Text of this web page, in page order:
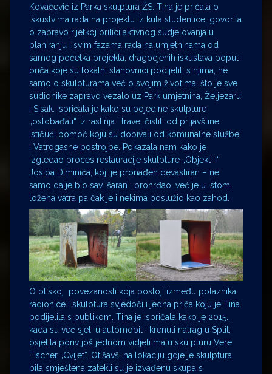
Kovačević iz Parka skulptura ŽS. Tina je pričala o
iskustvima rada na projektu iz kuta studentice, govorila
o zapravo rijetkoj prilici aktivnog sudjelovanja u
planiranju i svim fazama rada na umjetninama od
samog početka projekta, dragocjenih iskustava poput
priča koje su lokalni stanovnici podijelili s njima, ne
samo o skulpturama već o svojim životima, što je sve
sudionike zapravo vezalo uz Park umjetnina, Željezaru
i Sisak. Ispričala je kako su pojedine skulpture
„oslobađali“ iz raslinja i trave, čistili od prljavštine
ističući pomoć koju su dobivali od komunalne službe
i Vatrogasne postrojbe. Pokazala nam kako je
izgledao proces restauracije skulpture „Objekt II“
Josipa Diminića, koji je pronađen devastiran – ne
samo da je bio sav išaran i prohrđao, već je u istom
ložena vatra pa čak je i nekima poslužio kao zahod.
O bliskoj povezanosti koja postoji između polaznika
radionice i skulptura svjedoči i jedna priča koju je Tina
podijelila s publikom. Tina je ispričala kako je 2015.,
kada su već sjeli u automobil i krenuli natrag u Split,
osjetila poriv još jednom vidjeti malu skulpturu Vere
Fischer „Cvijet“. Otišavši na lokaciju gdje je skulptura
bila smještena zatekli su je izvađenu skupa s